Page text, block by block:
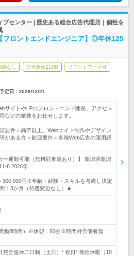
ブセンター | 歴史ある総合広告代理店｜個性を
フロントエンドエンジニア】◎年休125
勤なし 完全週休2日制 リモートワーク可
定日： 2026/12/21
サイトやLPのフロントエンド開発、アクセス
などの業務をお任せします。
要件＞高卒以上、Webサイト制作やデザイン
がある方＜歓迎要件＞各種Web広告の運用経
ー通勤可能（無料駐車場あり）】 新潟県新潟
8 2026年…
300,000円※年齢・経験・スキルを考慮し決定
：3か月（待遇変更なし）★…
働8時間）※休憩：60分※時間外労働有無：
完全週休二日制（土日）* 祝日* 有給休暇（10